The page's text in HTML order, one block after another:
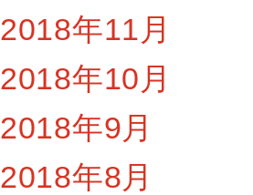
2018年11月
2018年10月
2018年9月
2018年8月